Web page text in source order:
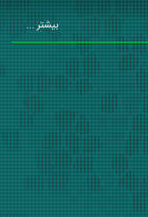
بیشتر ...